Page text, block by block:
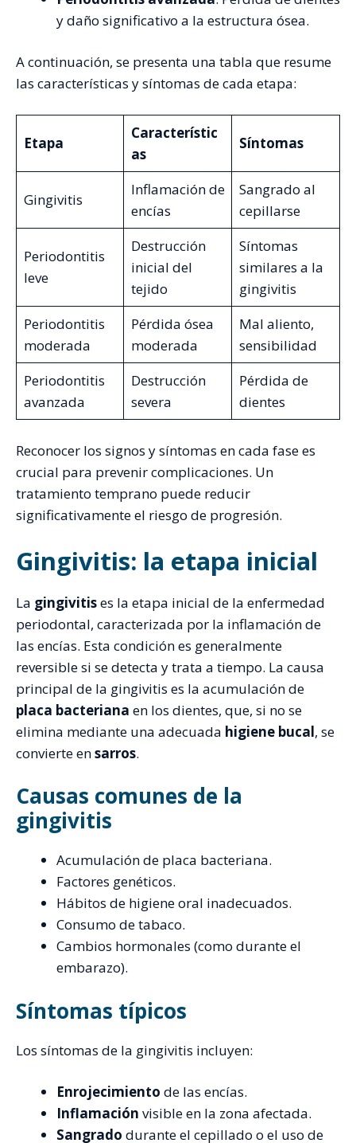
y daño significativo a la estructura ósea.
A continuación, se presenta una tabla que resume
las características y síntomas de cada etapa:
Etapa
Característic
as
Síntomas
Gingivitis
Inflamación de
encías
Sangrado al
cepillarse
Periodontitis
leve
Destrucción
inicial del
tejido
Síntomas
similares a la
gingivitis
Periodontitis
moderada
Pérdida ósea
moderada
Mal aliento,
sensibilidad
Periodontitis
avanzada
Destrucción
severa
Pérdida de
dientes
Reconocer los signos y síntomas en cada fase es
crucial para prevenir complicaciones. Un
tratamiento temprano puede reducir
significativamente el riesgo de progresión.
Gingivitis: la etapa inicial
La gingivitises la etapa inicial de la enfermedad
periodontal, caracterizada por la inflamación de
las encías. Esta condición es generalmente
reversible si se detecta y trata a tiempo. La causa
principal de la gingivitis es la acumulación de
placa bacteriana en los dientes, que, si no se
elimina mediante una adecuada higiene bucal, se
convierte ensarros.
Causas comunes de la
gingivitis
Acumulación de placa bacteriana.
Factores genéticos.
Hábitos de higiene oral inadecuados.
Consumo de tabaco.
Cambios hormonales (como durante el
embarazo).
Síntomas típicos
Los síntomas de la gingivitis incluyen:
Enrojecimiento de las encías.
Inflamación visible en la zona afectada.
Sangrado durante el cepillado o el uso de